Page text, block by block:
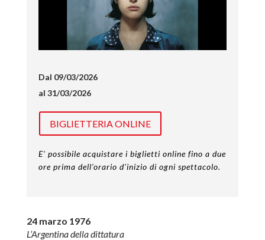
Dal 09/03/2026
al 31/03/2026
BIGLIETTERIA ONLINE
E’ possibile acquistare i biglietti online fino a due
ore prima dell’orario d’inizio di ogni spettacolo.
24 marzo 1976
L’Argentina della dittatura